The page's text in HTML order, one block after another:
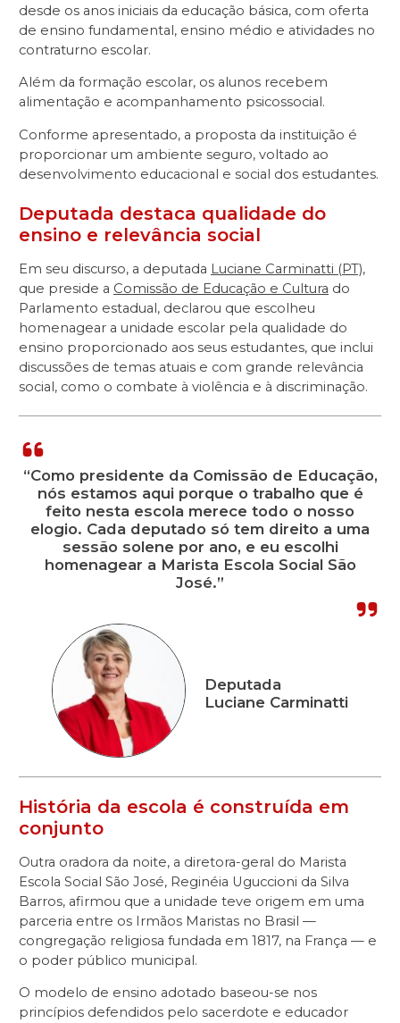
desde os anos iniciais da educação básica, com oferta
de ensino fundamental, ensino médio e atividades no
contraturno escolar.
Além da formação escolar, os alunos recebem
alimentação e acompanhamento psicossocial.
Conforme apresentado, a proposta da instituição é
proporcionar um ambiente seguro, voltado ao
desenvolvimento educacional e social dos estudantes.
Deputada destaca qualidade do
ensino e relevância social
Em seu discurso, a deputada Luciane Carminatti (PT),
que preside a Comissão de Educação e Cultura do
Parlamento estadual, declarou que escolheu
homenagear a unidade escolar pela qualidade do
ensino proporcionado aos seus estudantes, que inclui
discussões de temas atuais e com grande relevância
social, como o combate à violência e à discriminação.
“Como presidente da Comissão de Educação,
nós estamos aqui porque o trabalho que é
feito nesta escola merece todo o nosso
elogio. Cada deputado só tem direito a uma
sessão solene por ano, e eu escolhi
homenagear a Marista Escola Social São
José.”
Deputada
Luciane Carminatti
História da escola é construída em
conjunto
Outra oradora da noite, a diretora-geral do Marista
Escola Social São José, Reginéia Uguccioni da Silva
Barros, afirmou que a unidade teve origem em uma
parceria entre os Irmãos Maristas no Brasil —
congregação religiosa fundada em 1817, na França — e
o poder público municipal.
O modelo de ensino adotado baseou-se nos
princípios defendidos pelo sacerdote e educador